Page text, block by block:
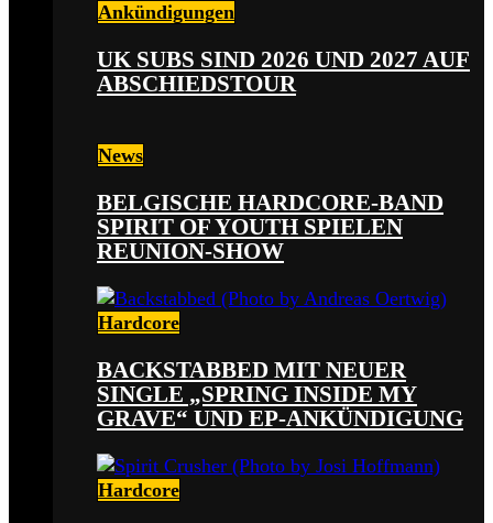
Ankündigungen
UK SUBS SIND 2026 UND 2027 AUF
ABSCHIEDSTOUR
News
BELGISCHE HARDCORE-BAND
SPIRIT OF YOUTH SPIELEN
REUNION-SHOW
Hardcore
BACKSTABBED MIT NEUER
SINGLE „SPRING INSIDE MY
GRAVE“ UND EP-ANKÜNDIGUNG
Hardcore